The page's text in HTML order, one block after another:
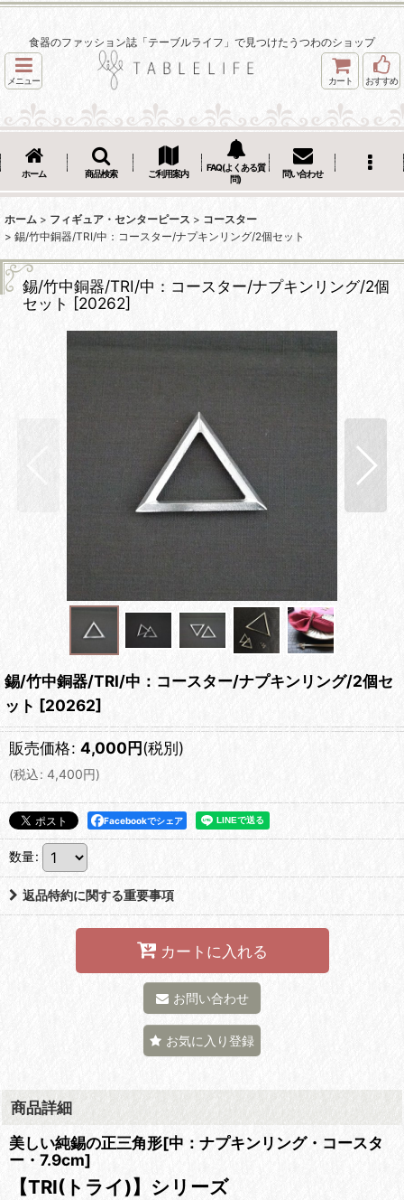
食器のファッション誌「テーブルライフ」で見つけたうつわのショップ
メニュー カート おすすめ
ホーム 商品検索 ご利用案内
FAQ(よくある質
問)
問い合わせ
ホーム > フィギュア・センターピース > コースター
> 錫/竹中銅器/TRI/中：コースター/ナプキンリング/2個セット
錫/竹中銅器/TRI/中：コースター/ナプキンリング/2個
セット [20262]
錫/竹中銅器/TRI/中：コースター/ナプキンリング/2個セ
ット [20262]
販売価格: 4,000円(税別)
(税込: 4,400円)
Facebookでシェア
数量:
返品特約に関する重要事項
カートに入れる
お問い合わせ
お気に入り登録
商品詳細
美しい純錫の正三角形[中：ナプキンリング・コースタ
ー・7.9cm]
【TRI(トライ)】シリーズ